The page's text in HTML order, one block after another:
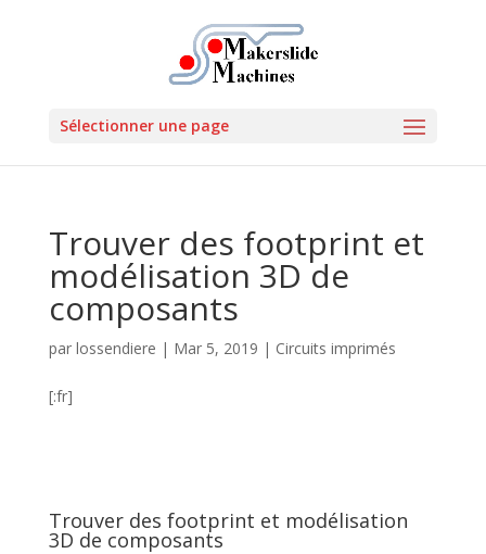
Sélectionner une page
Trouver des footprint et
modélisation 3D de
composants
par lossendiere | Mar 5, 2019 | Circuits imprimés
[:fr]
Trouver des footprint et modélisation
3D de composants